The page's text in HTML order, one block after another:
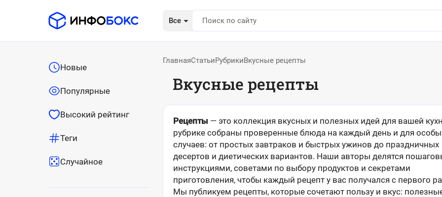
Все
Новые
Популярные
Высокий рейтинг
Теги
Случайное
ГлавнаяСтатьиРубрикиВкусные рецепты
Вкусные рецепты
Рецепты — это коллекция вкусных и полезных идей для вашей
рубрике собраны проверенные блюда на каждый день и для
случаев: от простых завтраков и быстрых ужинов до праздничных
десертов и диетических вариантов. Наши авторы делятся
инструкциями, советами по выбору продуктов и секретами
приготовления, чтобы каждый рецепт у вас получался с первого
Мы публикуем рецепты, которые сочетают пользу и вкус: